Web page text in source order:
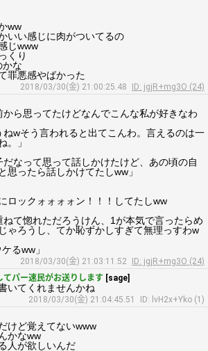
ww
いい感じに肉がついてるの
じwww
くり
かな
罪悪感やばかった
2018/03/30(金) 21:00:25.48
ID: jgjR+mg3O (24)
ら思ってたけどなんでこんな私が好きなわ
wそう言われると出てこんわ。言えるのは一
。」
なって思って話しかけたけど、あの頃の自
思ったら話しかけてたしww」
ロックォォォォン！！！してたしww
て惚れただろうけん、1が本気で言ったらめ
ゃろうし、てか恥ずかしすぎて無理っすわw
るww」
2018/03/30(金) 21:03:11.52
ID: jgjR+mg3O (24)
パー速民がお送りします [sage]
いてくれませんかね
2018/03/30(金) 21:04:45.51
ID: lvH2x+Yko (1)
けど覚えてないwww
かなww
人が欲しいんだ